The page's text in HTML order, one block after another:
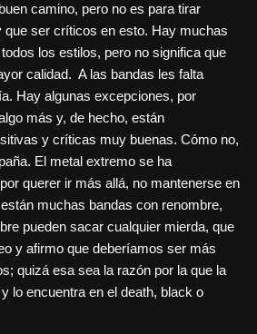
camino, pero no es para tirar
que ser críticos en esto. Hay muchas
los estilos, pero no significa que
calidad. A las bandas les falta
Hay algunas excepciones, por
más y, de hecho, están
y críticas muy buenas. Cómo no,
El metal extremo se ha
querer ir más allá, no mantenerse en
muchas bandas con renombre,
pueden sacar cualquier mierda, que
y afirmo que deberíamos ser más
quizá esa sea la razón por la que la
lo encuentra en el death, black o